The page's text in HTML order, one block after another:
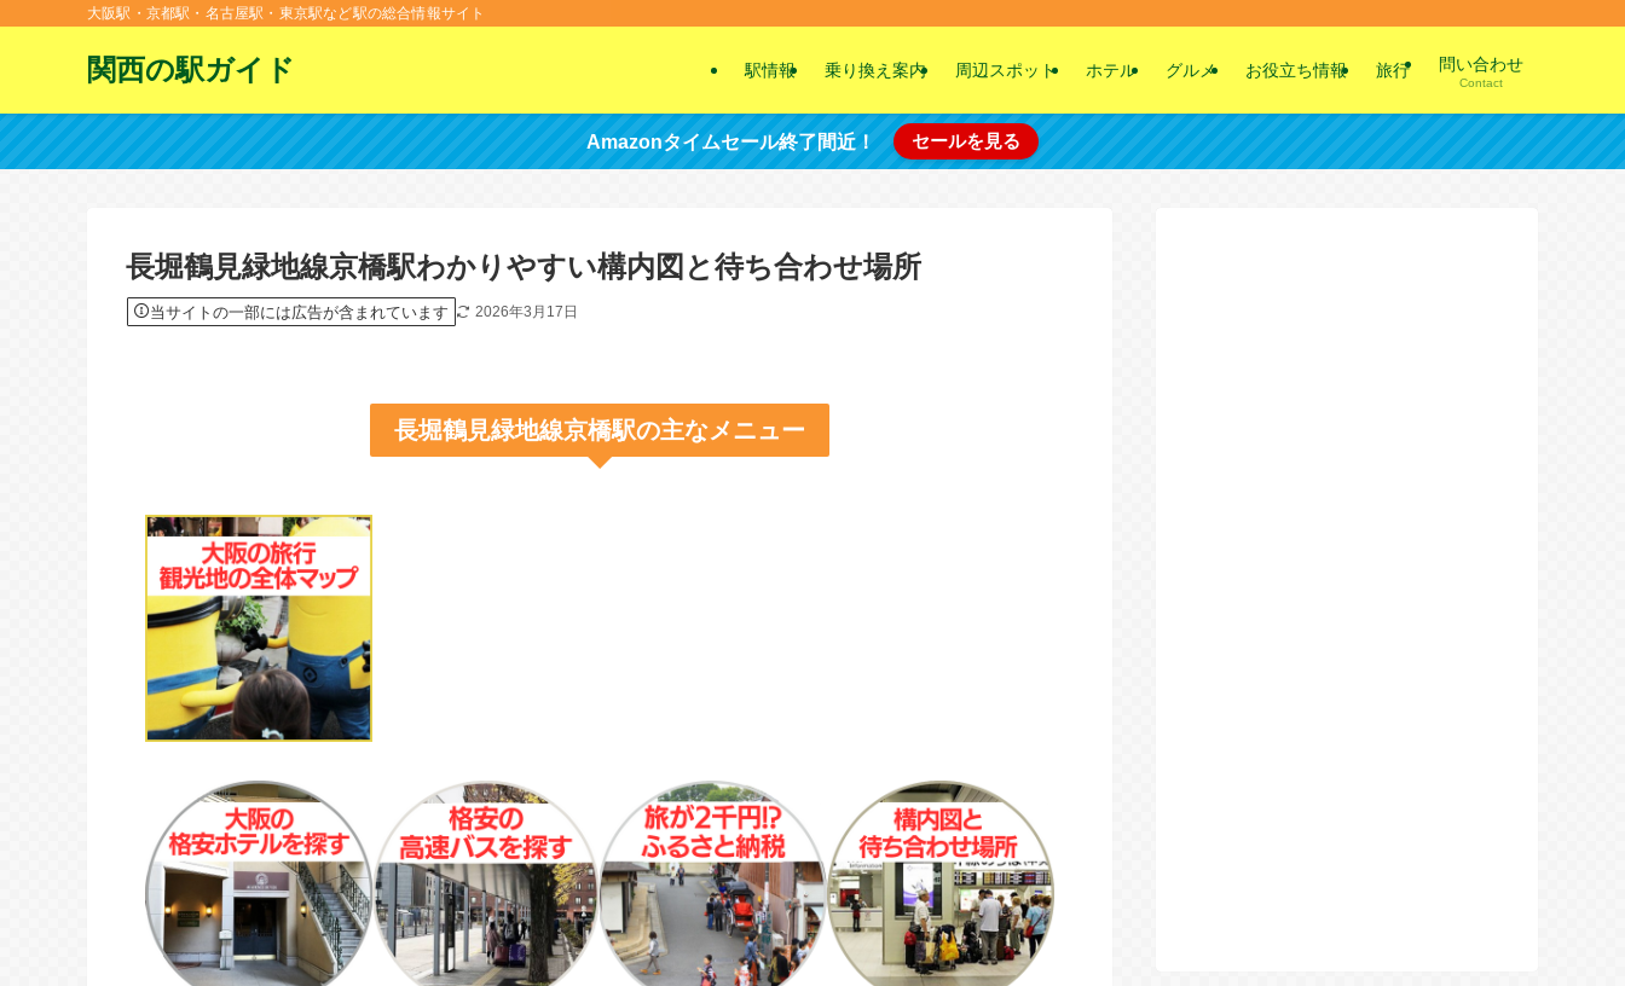
大阪駅・京都駅・名古屋駅・東京駅など駅の総合情報サイト
関西の駅ガイド 駅情報 乗り換え案内 周辺スポット ホテル グルメ お役立ち情報 旅行 問い合わせ
Contact
Amazonタイムセール終了間近！ セールを見る
長堀鶴見緑地線京橋駅わかりやすい構内図と待ち合わせ場所
当サイトの一部には広告が含まれています 2026年3月17日
長堀鶴見緑地線京橋駅の主なメニュー